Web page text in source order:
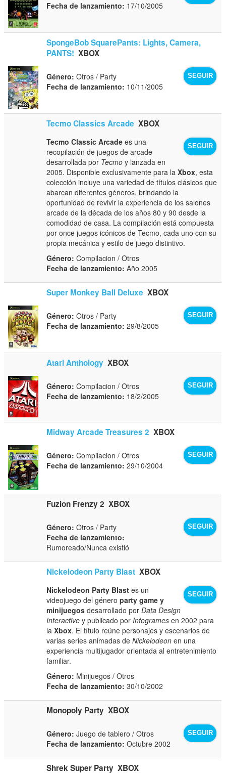
Fecha de lanzamiento: 17/10/2005
SpongeBob SquarePants: Lights, Camera,
PANTS! XBOX
SEGUIR
Género: Otros / Party
Fecha de lanzamiento: 10/11/2005
Tecmo Classics Arcade XBOX
SEGUIR
Tecmo Classic Arcade es una
recopilación de juegos de arcade
desarrollada por Tecmo y lanzada en
2005. Disponible exclusivamente para laXbox, esta
colección incluye una variedad de títulos clásicos que
abarcan diferentes géneros, brindando la
oportunidad de revivir la experiencia de los salones
arcade de la década de los años 80 y 90 desde la
comodidad de casa. La compilación está compuesta
por once juegos icónicos de Tecmo, cada uno con su
propia mecánica y estilo de juego distintivo.
Género: Compilacion / Otros
Fecha de lanzamiento: Año 2005
Super Monkey Ball Deluxe XBOX
SEGUIR
Género: Otros / Party
Fecha de lanzamiento: 29/8/2005
Atari Anthology XBOX
SEGUIR
Género: Compilacion / Otros
Fecha de lanzamiento: 18/2/2005
Midway Arcade Treasures 2 XBOX
SEGUIR
Género: Compilacion / Otros
Fecha de lanzamiento: 29/10/2004
Fuzion Frenzy 2 XBOX
SEGUIR
Género: Otros / Party
Fecha de lanzamiento:
Rumoreado/Nunca existió
Nickelodeon Party Blast XBOX
SEGUIR
Nickelodeon Party Blast es un
videojuego del géneroparty game y
minijuegos desarrollado porData Design
Interactive y publicado por Infogrames en 2002 para
laXbox. El título reúne personajes y escenarios de
varias series animadas deNickelodeon en una
experiencia multijugador orientada al entretenimiento
familiar.
Género: Minijuegos / Otros
Fecha de lanzamiento: 30/10/2002
Monopoly Party XBOX
SEGUIR
Género: Juego de tablero / Otros
Fecha de lanzamiento: Octubre 2002
Shrek Super Party XBOX